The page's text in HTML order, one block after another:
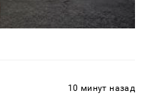
10 минут назад